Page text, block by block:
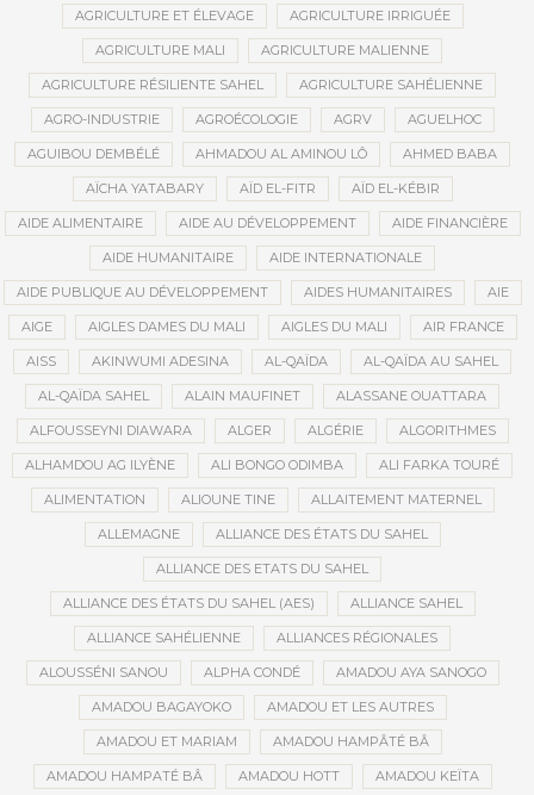
AGRICULTURE ET ÉLEVAGE AGRICULTURE IRRIGUÉE
AGRICULTURE MALI AGRICULTURE MALIENNE
AGRICULTURE RÉSILIENTE SAHEL AGRICULTURE SAHÉLIENNE
AGRO-INDUSTRIE AGROÉCOLOGIE AGRV AGUELHOC
AGUIBOU DEMBÉLÉ AHMADOU AL AMINOU LÔ AHMED BABA
AÏCHA YATABARY AÏD EL-FITR AÏD EL-KÉBIR
AIDE ALIMENTAIRE AIDE AU DÉVELOPPEMENT AIDE FINANCIÈRE
AIDE HUMANITAIRE AIDE INTERNATIONALE
AIDE PUBLIQUE AU DÉVELOPPEMENT AIDES HUMANITAIRES AIE
AIGE AIGLES DAMES DU MALI AIGLES DU MALI AIR FRANCE
AISS AKINWUMI ADESINA AL-QAÏDA AL-QAÏDA AU SAHEL
AL-QAÏDA SAHEL ALAIN MAUFINET ALASSANE OUATTARA
ALFOUSSEYNI DIAWARA ALGER ALGÉRIE ALGORITHMES
ALHAMDOU AG ILYÈNE ALI BONGO ODIMBA ALI FARKA TOURÉ
ALIMENTATION ALIOUNE TINE ALLAITEMENT MATERNEL
ALLEMAGNE ALLIANCE DES ÉTATS DU SAHEL
ALLIANCE DES ETATS DU SAHEL
ALLIANCE DES ÉTATS DU SAHEL (AES) ALLIANCE SAHEL
ALLIANCE SAHÉLIENNE ALLIANCES RÉGIONALES
ALOUSSÉNI SANOU ALPHA CONDÉ AMADOU AYA SANOGO
AMADOU BAGAYOKO AMADOU ET LES AUTRES
AMADOU ET MARIAM AMADOU HAMPÂTÉ BÂ
AMADOU HAMPATÉ BÂ AMADOU HOTT AMADOU KEÏTA